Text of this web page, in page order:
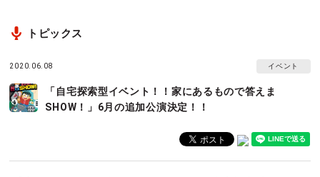
トピックス
2020.06.08 イベント
「自宅探索型イベント！！家にあるもので答えま
SHOW！」6月の追加公演決定！！